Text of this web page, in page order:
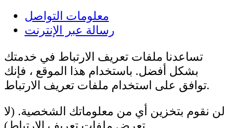
معلومات التواصل
رسالة عبر الإنترنت
تساعدنا ملفات تعريف الارتباط في خدمتك
بشكل أفضل. باستخدام هذا الموقع ، فإنك
توافق على استخدام ملفات تعريف الارتباط.
لن نقوم بتخزين أي من معلوماتك الشخصية. (لا